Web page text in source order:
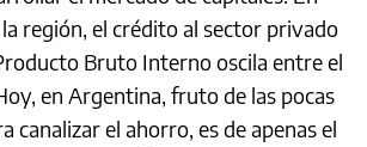
región, el crédito al sector privado
Bruto Interno oscila entre el
en Argentina, fruto de las pocas
canalizar el ahorro, es de apenas el